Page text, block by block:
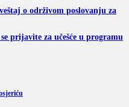
o održivom poslovanju za
prijavite za učešće u programu